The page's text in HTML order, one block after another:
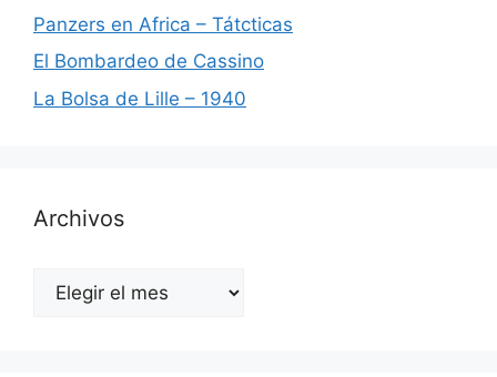
Panzers en Africa – Tátcticas
El Bombardeo de Cassino
La Bolsa de Lille – 1940
Archivos
Archivos